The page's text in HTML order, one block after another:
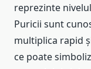
reprezinte
Puricii sunt
multiplica rapid
ce poate